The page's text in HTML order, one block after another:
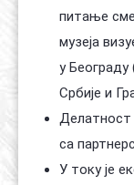
питање
музеја
у
Србије и
Делатност
са
У току је